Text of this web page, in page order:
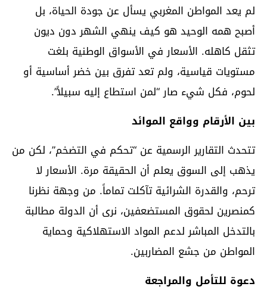
لم يعد المواطن المغربي يسأل عن جودة الحياة، بل
أصبح همه الوحيد هو كيف ينهي الشهر دون ديون
تثقل كاهله. الأسعار في الأسواق الوطنية بلغت
مستويات قياسية، ولم تعد تفرق بين خضر أساسية أو
لحوم، فكل شيء صار “لمن استطاع إليه سبيلاً”.
بين الأرقام وواقع الموائد
تتحدث التقارير الرسمية عن “تحكم في التضخم”، لكن من
يذهب إلى السوق يعلم أن الحقيقة مرة. الأسعار لا
ترحم، والقدرة الشرائية تآكلت تماماً. من وجهة نظرنا
كمنصرين لحقوق المستضعفين، نرى أن الدولة مطالبة
بالتدخل المباشر لدعم المواد الاستهلاكية وحماية
المواطن من جشع المضاربين.
دعوة للتأمل والمراجعة